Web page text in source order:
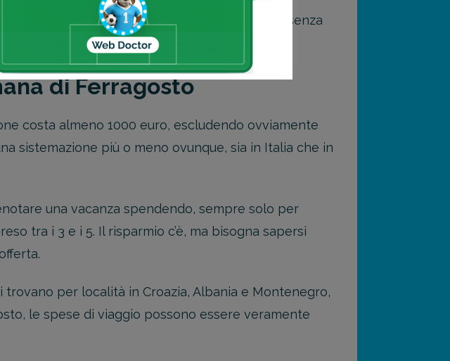
superato, e se volete risparmiare, senza
almeno 3 mesi prima.
di Ferragosto
costa almeno 1000 euro, escludendo ovviamente
sistemazione più o meno ovunque, sia in Italia che in
una vacanza spendendo, sempre solo per
tra i 3 e i 5. Il risparmio c’è, ma bisogna sapersi
per località in Croazia, Albania e Montenegro,
le spese di viaggio possono essere veramente